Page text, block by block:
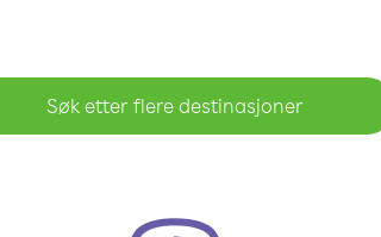
Søk etter flere destinasjoner